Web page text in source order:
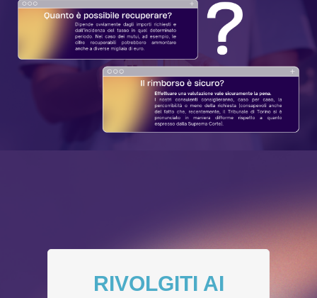
RIVOLGITI AI